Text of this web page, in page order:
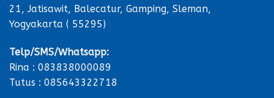
21, Jatisawit, Balecatur, Gamping, Sleman,
Yogyakarta ( 55295)
Telp/SMS/Whatsapp:
Rina : 083838000089
Tutus : 085643322718